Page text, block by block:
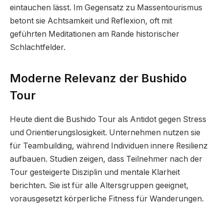
eintauchen lässt. Im Gegensatz zu Massentourismus
betont sie Achtsamkeit und Reflexion, oft mit
geführten Meditationen am Rande historischer
Schlachtfelder.
Moderne Relevanz der Bushido
Tour
Heute dient die Bushido Tour als Antidot gegen Stress
und Orientierungslosigkeit. Unternehmen nutzen sie
für Teambuilding, während Individuen innere Resilienz
aufbauen. Studien zeigen, dass Teilnehmer nach der
Tour gesteigerte Disziplin und mentale Klarheit
berichten. Sie ist für alle Altersgruppen geeignet,
vorausgesetzt körperliche Fitness für Wanderungen.